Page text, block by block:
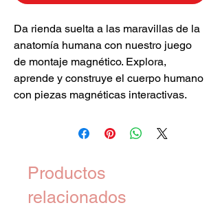
Da rienda suelta a las maravillas de la
anatomía humana con nuestro juego
de montaje magnético. Explora,
aprende y construye el cuerpo humano
con piezas magnéticas interactivas.
Productos
relacionados